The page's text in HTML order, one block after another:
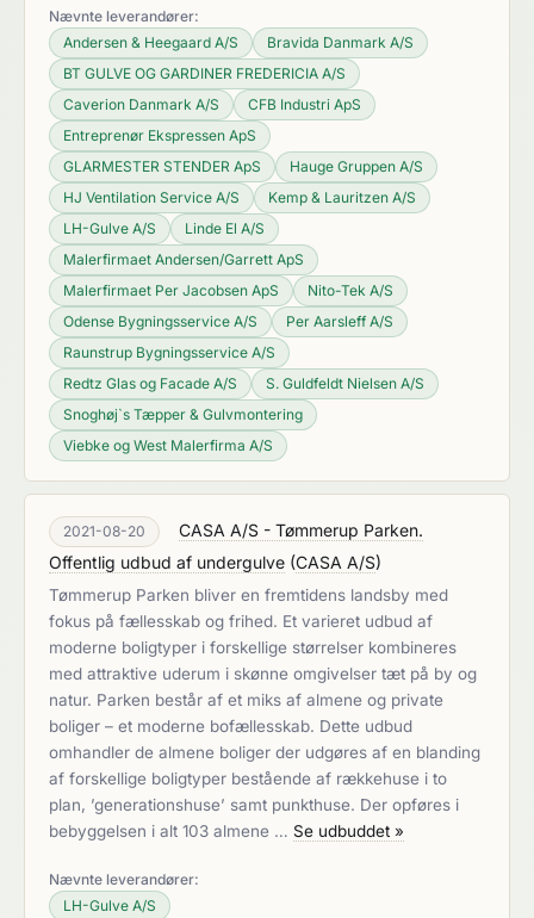
Nævnte leverandører:
Andersen & Heegaard A/S
Bravida Danmark A/S
BT GULVE OG GARDINER FREDERICIA A/S
Caverion Danmark A/S
CFB Industri ApS
Entreprenør Ekspressen ApS
GLARMESTER STENDER ApS
Hauge Gruppen A/S
HJ Ventilation Service A/S
Kemp & Lauritzen A/S
LH-Gulve A/S
Linde El A/S
Malerfirmaet Andersen/Garrett ApS
Malerfirmaet Per Jacobsen ApS
Nito-Tek A/S
Odense Bygningsservice A/S
Per Aarsleff A/S
Raunstrup Bygningsservice A/S
Redtz Glas og Facade A/S
S. Guldfeldt Nielsen A/S
Snoghøj`s Tæpper & Gulvmontering
Viebke og West Malerfirma A/S
2021-08-20
CASA A/S - Tømmerup Parken.
Offentlig udbud af undergulve (CASA A/S)
Tømmerup Parken bliver en fremtidens landsby med
fokus på fællesskab og frihed. Et varieret udbud af
moderne boligtyper i forskellige størrelser kombineres
med attraktive uderum i skønne omgivelser tæt på by og
natur. Parken består af et miks af almene og private
boliger – et moderne bofællesskab. Dette udbud
omhandler de almene boliger der udgøres af en blanding
af forskellige boligtyper bestående af rækkehuse i to
plan, ’generationshuse’ samt punkthuse. Der opføres i
bebyggelsen i alt 103 almene … Se udbuddet »
Nævnte leverandører:
LH-Gulve A/S